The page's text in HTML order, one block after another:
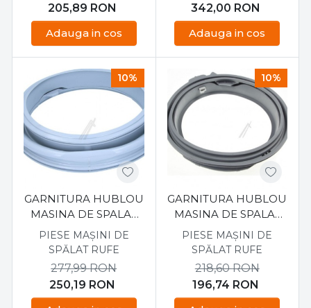
205,89 RON
Adauga in cos
342,00 RON
Adauga in cos
10%
GARNITURA HUBLOU
MASINA DE SPALAT
SAMSUNG DC64-
01664A
PIESE MAȘINI DE
SPĂLAT RUFE
250,19 RON
277,99RON
10%
GARNITURA HUBLOU
MASINA DE SPALAT
SAMSUNG DC97-
18852A
PIESE MAȘINI DE
SPĂLAT RUFE
196,74 RON
218,60RON